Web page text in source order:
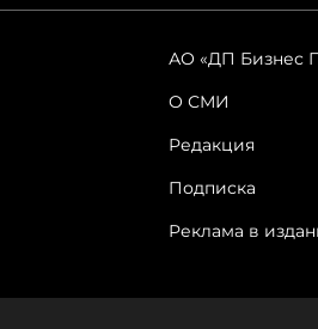
АО «ДП Бизнес
О СМИ
Редакция
Подписка
Реклама в